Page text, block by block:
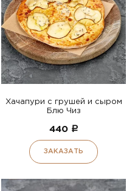
Хачапури с грушей и сыром
Блю Чиз
440 a
ЗАКАЗАТЬ